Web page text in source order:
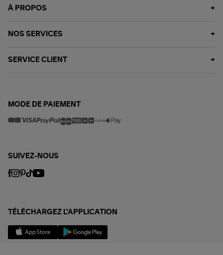
À PROPOS
NOS SERVICES
SERVICE CLIENT
MODE DE PAIEMENT
SUIVEZ-NOUS
TÉLÉCHARGEZ L'APPLICATION